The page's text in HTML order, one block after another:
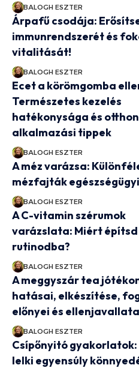
BALOGH ESZTER
Árpafű csodája:
immunrendszerét és
vitalitását!
BALOGH ESZTER
Ecet a körömgomba
Természetes kezelés
hatékonysága és
alkalmazási tippek
BALOGH ESZTER
A méz varázsa:
mézfajták
BALOGH ESZTER
A C-vitamin szérumok
varázslata: Miért építsd
rutinodba?
BALOGH ESZTER
A meggyszár tea
hatásai, elkészítése,
előnyei és
BALOGH ESZTER
Csípőnyitó
lelki egyensúly